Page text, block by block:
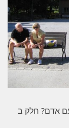
אדם? חלק ב